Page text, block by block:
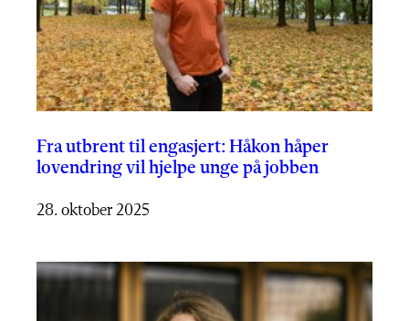
Fra utbrent til engasjert: Håkon håper
lovendring vil hjelpe unge på jobben
28. oktober 2025